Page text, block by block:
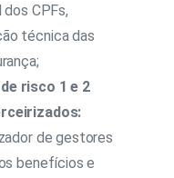
CPFs,
técnica das
risco 1 e 2
de gestores
benefícios e